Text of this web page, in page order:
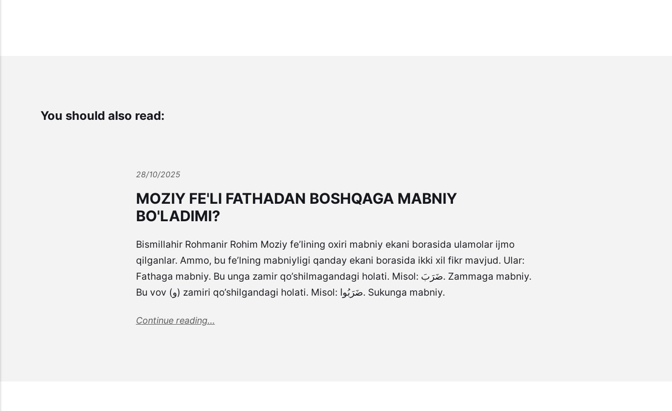
You should also read:
28/10/2025
MOZIY FE'LI FATHADAN BOSHQAGA MABNIY
BO'LADIMI?
Bismillahir Rohmanir Rohim Moziy fe’lining oxiri mabniy ekani borasida ulamolar ijmo
qilganlar. Ammo, bu fe’lning mabniyligi qanday ekani borasida ikki xil fikr mavjud. Ular:
Fathaga mabniy. Bu unga zamir qo’shilmagandagi holati. Misol: ضَرَبَ. Zammaga mabniy.
Bu vov (و) zamiri qo’shilgandagi holati. Misol: ضَرَبُوا. Sukunga mabniy.
Continue reading...